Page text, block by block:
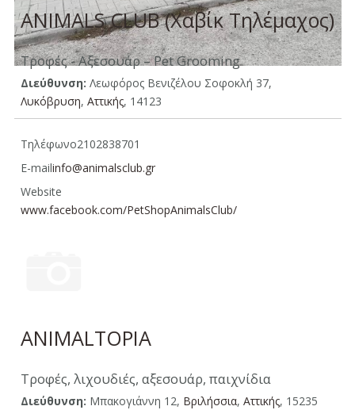
ANIMALS CLUB (Χαβίκ Τηλέμαχος)
Τροφές - Αξεσουάρ – Pet Grooming
Διεύθυνση: Λεωφόρος Βενιζέλου Σοφοκλή 37,
Λυκόβρυση, Aττικής, 14123
Τηλέφωνο2102838701
E-mailinfo@animalsclub.gr
Website
www.facebook.com/PetShopAnimalsClub/
ANIMALTOPIA
Τροφές, λιχουδιές, αξεσουάρ, παιχνίδια
Διεύθυνση: Μπακογιάννη 12, Βριλήσσια, Aττικής, 15235